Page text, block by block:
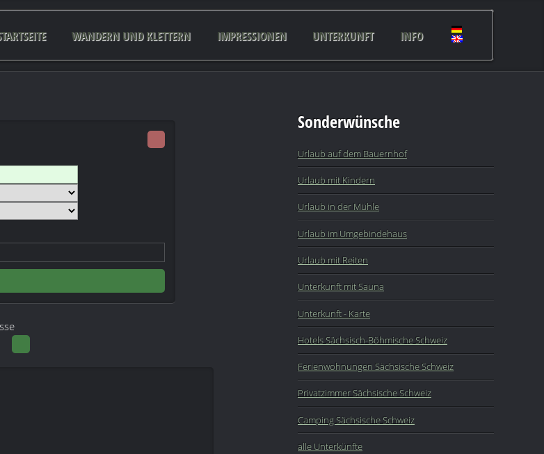
WANDERN UND KLETTERN IMPRESSIONEN UNTERKUNFT INFO
Sonderwünsche
Urlaub auf dem Bauernhof
Urlaub mit Kindern
Urlaub in der Mühle
Urlaub im Umgebindehaus
Urlaub mit Reiten
Unterkunft mit Sauna
Unterkunft - Karte
Hotels Sächsisch-Böhmische Schweiz
Ferienwohnungen Sächsische Schweiz
Privatzimmer Sächsische Schweiz
Camping Sächsische Schweiz
alle Unterkünfte